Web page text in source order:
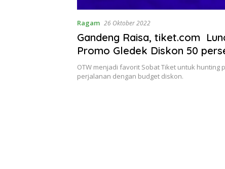
Ragam 26 Oktober 2022
Gandeng Raisa, tiket.com
Promo Gledek Diskon 50
Tanggalnya
OTW menjadi favorit Sobat Tiket untuk hunting
perjalanan dengan budget diskon.